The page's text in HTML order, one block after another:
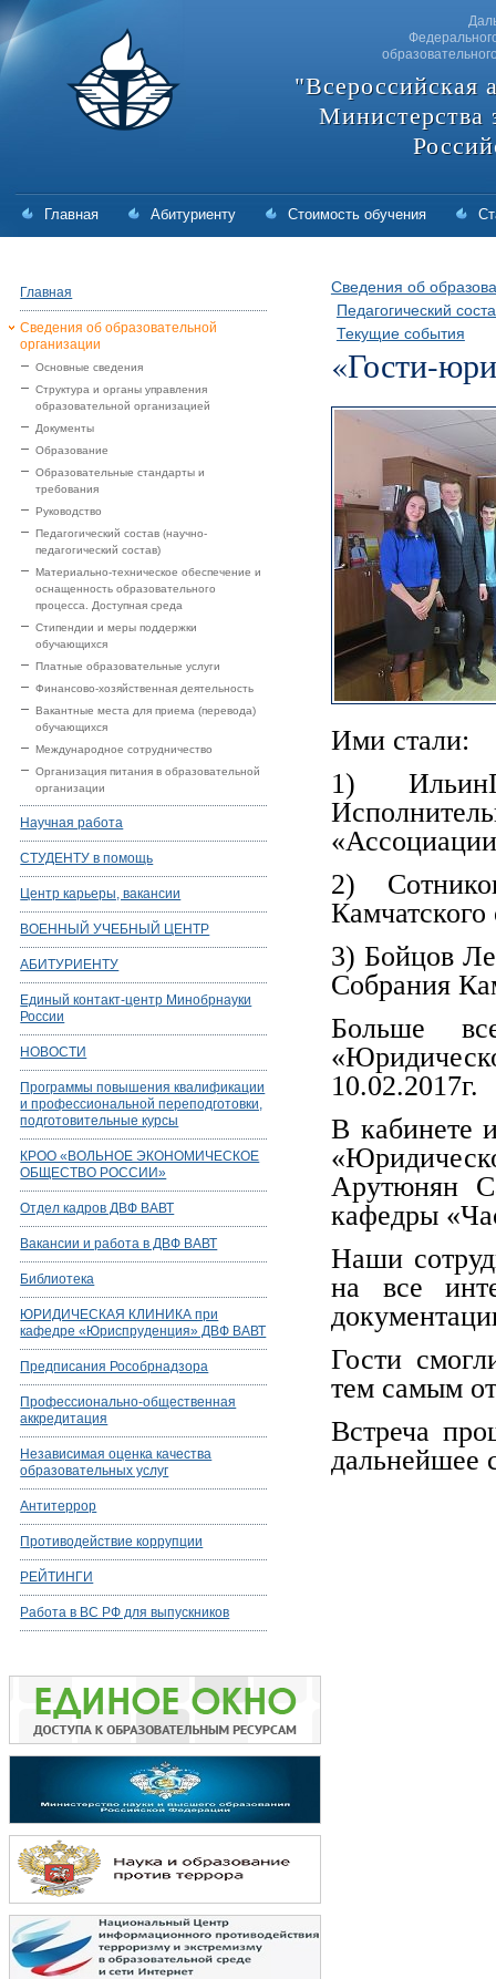
"Всероссийская
Министерства
Главная Абитуриенту Стоимость обучения
Главная
Сведения об образовательной
организации
Основные сведения
Структура и органы управления
образовательной организацией
Документы
Образование
Образовательные стандарты и
требования
Руководство
Педагогический состав (научно-
педагогический состав)
Материально-техническое обеспечение и
оснащенность образовательного
процесса. Доступная среда
Стипендии и меры поддержки
обучающихся
Платные образовательные услуги
Финансово-хозяйственная деятельность
Вакантные места для приема (перевода)
обучающихся
Международное сотрудничество
Организация питания в образовательной
организации
Научная работа
СТУДЕНТУ в помощь
Центр карьеры, вакансии
ВОЕННЫЙ УЧЕБНЫЙ ЦЕНТР
АБИТУРИЕНТУ
Единый контакт-центр Минобрнауки
России
НОВОСТИ
Программы повышения квалификации
и профессиональной переподготовки,
подготовительные курсы
КРОО «ВОЛЬНОЕ ЭКОНОМИЧЕСКОЕ
ОБЩЕСТВО РОССИИ»
Отдел кадров ДВФ ВАВТ
Вакансии и работа в ДВФ ВАВТ
Библиотека
ЮРИДИЧЕСКАЯ КЛИНИКА при
кафедре «Юриспруденция» ДВФ ВАВТ
Предписания Рособрнадзора
Профессионально-общественная
аккредитация
Независимая оценка качества
образовательных услуг
Антитеррор
Противодействие коррупции
РЕЙТИНГИ
Работа в ВС РФ для выпускников
Сведения об
Педагогический
Текущие события
«Гости-
Ими стали:
1)
2)
Камчатского
3) Бойцов
Собрания
Больше
10.02.2017г.
В кабинете
Арутюнян
кафедры
Наши
на все
Гости
тем самым
Встреча
дальнейшее